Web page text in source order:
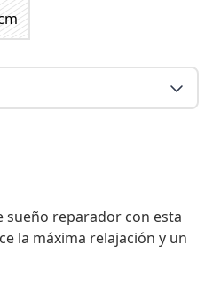
sueño reparador con esta
la máxima relajación y un